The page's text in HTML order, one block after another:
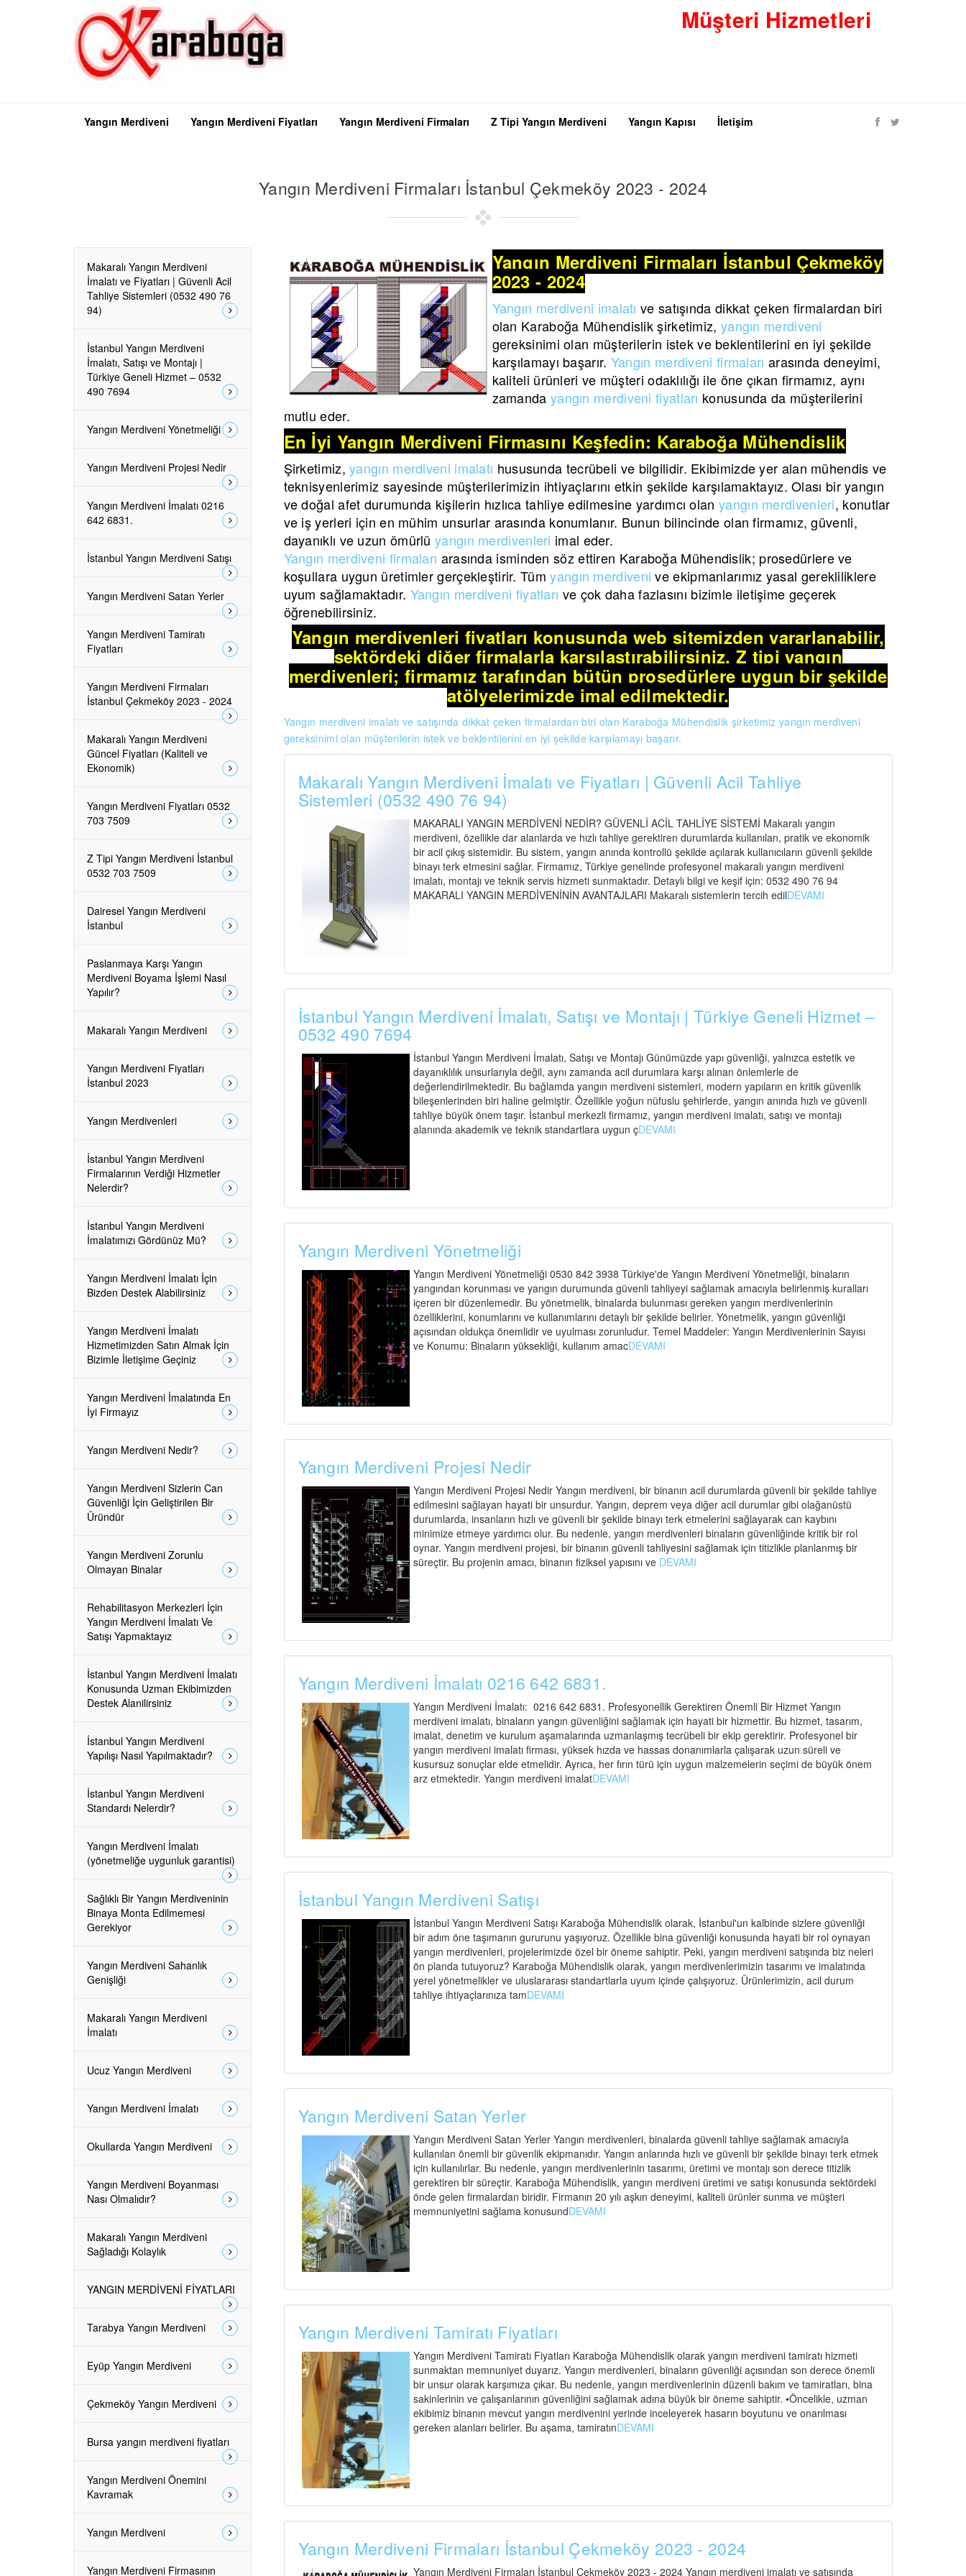
Müşteri Hizmetleri
Yangın Merdiveni Yangın Merdiveni Fiyatları Yangın Merdiveni Firmaları Z Tipi Yangın Merdiveni Yangın Kapısı İletişim
Yangın Merdiveni Firmaları İstanbul Çekmeköy 2023 - 2024
Yangın Merdiveni Firmaları İstanbul Çekmeköy
2023 - 2024
Yangın merdiveni imalatı ve satışında dikkat çeken firmalardan biri
olan Karaboğa Mühendislik şirketimiz, yangın merdiveni
gereksinimi olan müşterilerin istek ve beklentilerini en iyi şekilde
karşılamayı başarır. Yangın merdiveni firmaları arasında deneyimi,
kaliteli ürünleri ve müşteri odaklılığı ile öne çıkan firmamız, aynı
zamanda yangın merdiveni fiyatları konusunda da müşterilerini
mutlu eder.
En İyi Yangın Merdiveni Firmasını Keşfedin: Karaboğa Mühendislik
Şirketimiz,yangın merdiveni imalatı hususunda tecrübeli ve bilgilidir. Ekibimizde yer alan mühendis ve
teknisyenlerimiz sayesinde müşterilerimizin ihtiyaçlarını etkin şekilde karşılamaktayız. Olası bir yangın
ve doğal afet durumunda kişilerin hızlıca tahliye edilmesine yardımcı olan yangın merdivenleri, konutlar
ve iş yerleri için en mühim unsurlar arasında konumlanır. Bunun bilincinde olan firmamız, güvenli,
dayanıklı ve uzun ömürlüyangın merdivenleri imal eder.
Yangın merdiveni firmaları arasında isminden söz ettiren Karaboğa Mühendislik; prosedürlere ve
koşullara uygun üretimler gerçekleştirir. Tümyangın merdiveni ve ekipmanlarımız yasal gerekliliklere
uyum sağlamaktadır. Yangın merdiveni fiyatları ve çok daha fazlasını bizimle iletişime geçerek
öğrenebilirsiniz.
Yangın merdivenleri fiyatları konusunda web sitemizden yararlanabilir,
sektördeki diğer firmalarla karşılaştırabilirsiniz. Z tipi yangın
merdivenleri; firmamız tarafından bütün prosedürlere uygun bir şekilde
atölyelerimizde imal edilmektedir.
Yangın merdiveni imalatı ve satışında dikkat çeken firmalardan biri olan Karaboğa Mühendislik şirketimiz yangın merdiveni
gereksinimi olan müşterilerin istek ve beklentilerini en iyi şekilde karşılamayı başarır.
Makaralı Yangın Merdiveni İmalatı ve Fiyatları | Güvenli Acil Tahliye
Sistemleri (0532 490 76 94)
MAKARALI YANGIN MERDİVENİ NEDİR? GÜVENLİ ACİL TAHLİYE SİSTEMİ Makaralı yangın
merdiveni, özellikle dar alanlarda ve hızlı tahliye gerektiren durumlarda kullanılan, pratik ve ekonomik
bir acil çıkış sistemidir. Bu sistem, yangın anında kontrollü şekilde açılarak kullanıcıların güvenli şekilde
binayı terk etmesini sağlar. Firmamız, Türkiye genelinde profesyonel makaralı yangın merdiveni
imalatı, montajı ve teknik servis hizmeti sunmaktadır. Detaylı bilgi ve keşif için: 0532 490 76 94
MAKARALI YANGIN MERDİVENİNİN AVANTAJLARI Makaralı sistemlerin tercih edilDEVAMI
İstanbul Yangın Merdiveni İmalatı, Satışı ve Montajı | Türkiye Geneli Hizmet –
0532 490 7694
İstanbul Yangın Merdiveni İmalatı, Satışı ve Montajı Günümüzde yapı güvenliği, yalnızca estetik ve
dayanıklılık unsurlarıyla değil, aynı zamanda acil durumlara karşı alınan önlemlerle de
değerlendirilmektedir. Bu bağlamda yangın merdiveni sistemleri, modern yapıların en kritik güvenlik
bileşenlerinden biri haline gelmiştir. Özellikle yoğun nüfuslu şehirlerde, yangın anında hızlı ve güvenli
tahliye büyük önem taşır. İstanbul merkezli firmamız, yangın merdiveni imalatı, satışı ve montajı
alanında akademik ve teknik standartlara uygun çDEVAMI
Yangın Merdiveni Yönetmeliği
Yangın Merdiveni Yönetmeliği 0530 842 3938 Türkiye'de Yangın Merdiveni Yönetmeliği, binaların
yangından korunması ve yangın durumunda güvenli tahliyeyi sağlamak amacıyla belirlenmiş kuralları
içeren bir düzenlemedir. Bu yönetmelik, binalarda bulunması gereken yangın merdivenlerinin
özelliklerini, konumlarını ve kullanımlarını detaylı bir şekilde belirler. Yönetmelik, yangın güvenliği
açısından oldukça önemlidir ve uyulması zorunludur. Temel Maddeler: Yangın Merdivenlerinin Sayısı
ve Konumu: Binaların yüksekliği, kullanım amacDEVAMI
Yangın Merdiveni Projesi Nedir
Yangın Merdiveni Projesi Nedir Yangın merdiveni, bir binanın acil durumlarda güvenli bir şekilde tahliye
edilmesini sağlayan hayati bir unsurdur. Yangın, deprem veya diğer acil durumlar gibi olağanüstü
durumlarda, insanların hızlı ve güvenli bir şekilde binayı terk etmelerini sağlayarak can kaybını
minimize etmeye yardımcı olur. Bu nedenle, yangın merdivenleri binaların güvenliğinde kritik bir rol
oynar. Yangın merdiveni projesi, bir binanın güvenli tahliyesini sağlamak için titizlikle planlanmış bir
süreçtir. Bu projenin amacı, binanın fiziksel yapısını ve DEVAMI
Yangın Merdiveni İmalatı 0216 642 6831.
Yangın Merdiveni İmalatı: 0216 642 6831. Profesyonellik Gerektiren Önemli Bir Hizmet Yangın
merdiveni imalatı, binaların yangın güvenliğini sağlamak için hayati bir hizmettir. Bu hizmet, tasarım,
imalat, denetim ve kurulum aşamalarında uzmanlaşmış tecrübeli bir ekip gerektirir. Profesyonel bir
yangın merdiveni imalatı firması, yüksek hızda ve hassas donanımlarla çalışarak uzun süreli ve
kusursuz sonuçlar elde etmelidir. Ayrıca, her fırın türü için uygun malzemelerin seçimi de büyük önem
arz etmektedir. Yangın merdiveni imalatDEVAMI
İstanbul Yangın Merdiveni Satışı
İstanbul Yangın Merdiveni Satışı Karaboğa Mühendislik olarak, İstanbul'un kalbinde sizlere güvenliği
bir adım öne taşımanın gururunu yaşıyoruz. Özellikle bina güvenliği konusunda hayati bir rol oynayan
yangın merdivenleri, projelerimizde özel bir öneme sahiptir. Peki, yangın merdiveni satışında biz neleri
ön planda tutuyoruz? Karaboğa Mühendislik olarak, yangın merdivenlerimizin tasarımı ve imalatında
yerel yönetmelikler ve uluslararası standartlarla uyum içinde çalışıyoruz. Ürünlerimizin, acil durum
tahliye ihtiyaçlarınıza tamDEVAMI
Yangın Merdiveni Satan Yerler
Yangın Merdiveni Satan Yerler Yangın merdivenleri, binalarda güvenli tahliye sağlamak amacıyla
kullanılan önemli bir güvenlik ekipmanıdır. Yangın anlarında hızlı ve güvenli bir şekilde binayı terk etmek
için kullanılırlar. Bu nedenle, yangın merdivenlerinin tasarımı, üretimi ve montajı son derece titizlik
gerektiren bir süreçtir. Karaboğa Mühendislik, yangın merdiveni üretimi ve satışı konusunda sektördeki
önde gelen firmalardan biridir. Firmanın 20 yılı aşkın deneyimi, kaliteli ürünler sunma ve müşteri
memnuniyetini sağlama konusundDEVAMI
Yangın Merdiveni Tamiratı Fiyatları
Yangın Merdiveni Tamiratı Fiyatları Karaboğa Mühendislik olarak yangın merdiveni tamiratı hizmeti
sunmaktan memnuniyet duyarız. Yangın merdivenleri, binaların güvenliği açısından son derece önemli
bir unsur olarak karşımıza çıkar. Bu nedenle, yangın merdivenlerinin düzenli bakım ve tamiratları, bina
sakinlerinin ve çalışanlarının güvenliğini sağlamak adına büyük bir öneme sahiptir. •Öncelikle, uzman
ekibimiz binanın mevcut yangın merdivenini yerinde inceleyerek hasarın boyutunu ve onarılması
gereken alanları belirler. Bu aşama, tamiratınDEVAMI
Yangın Merdiveni Firmaları İstanbul Çekmeköy 2023 - 2024
Yangın Merdiveni Firmaları İstanbul Çekmeköy 2023 - 2024 Yangın merdiveni imalatı ve satışında
Makaralı Yangın Merdiveni
İmalatı ve Fiyatları | Güvenli Acil
Tahliye Sistemleri (0532 490 76
94)
İstanbul Yangın Merdiveni
İmalatı, Satışı ve Montajı |
Türkiye Geneli Hizmet – 0532
490 7694
Yangın Merdiveni Yönetmeliği
Yangın Merdiveni Projesi Nedir
Yangın Merdiveni İmalatı 0216
642 6831.
İstanbul Yangın Merdiveni Satışı
Yangın Merdiveni Satan Yerler
Yangın Merdiveni Tamiratı
Fiyatları
Yangın Merdiveni Firmaları
İstanbul Çekmeköy 2023 - 2024
Makaralı Yangın Merdiveni
Güncel Fiyatları (Kaliteli ve
Ekonomik)
Yangın Merdiveni Fiyatları 0532
703 7509
Z Tipi Yangın Merdiveni İstanbul
0532 703 7509
Dairesel Yangın Merdiveni
İstanbul
Paslanmaya Karşı Yangın
Merdiveni Boyama İşlemi Nasıl
Yapılır?
Makaralı Yangın Merdiveni
Yangın Merdiveni Fiyatları
İstanbul 2023
Yangın Merdivenleri
İstanbul Yangın Merdiveni
Firmalarının Verdiği Hizmetler
Nelerdir?
İstanbul Yangın Merdiveni
İmalatımızı Gördünüz Mü?
Yangın Merdiveni İmalatı İçin
Bizden Destek Alabilirsiniz
Yangın Merdiveni İmalatı
Hizmetimizden Satın Almak İçin
Bizimle İletişime Geçiniz
Yangın Merdiveni İmalatında En
İyi Firmayız
Yangın Merdiveni Nedir?
Yangın Merdiveni Sizlerin Can
Güvenliği İçin Geliştirilen Bir
Üründür
Yangın Merdiveni Zorunlu
Olmayan Binalar
Rehabilitasyon Merkezleri İçin
Yangın Merdiveni İmalatı Ve
Satışı Yapmaktayız
İstanbul Yangın Merdiveni İmalatı
Konusunda Uzman Ekibimizden
Destek Alanilirsiniz
İstanbul Yangın Merdiveni
Yapılışı Nasıl Yapılmaktadır?
İstanbul Yangın Merdiveni
Standardı Nelerdir?
Yangın Merdiveni İmalatı
(yönetmeliğe uygunluk garantisi)
Sağlıklı Bir Yangın Merdiveninin
Binaya Monta Edilmemesi
Gerekiyor
Yangın Merdiveni Sahanlık
Genişliği
Makaralı Yangın Merdiveni
İmalatı
Ucuz Yangın Merdiveni
Yangın Merdiveni İmalatı
Okullarda Yangın Merdiveni
Yangın Merdiveni Boyanması
Nası Olmalıdır?
Makaralı Yangın Merdiveni
Sağladığı Kolaylık
YANGIN MERDİVENİ FİYATLARI
Tarabya Yangın Merdiveni
Eyüp Yangın Merdiveni
Çekmeköy Yangın Merdiveni
Bursa yangın merdiveni fiyatları
Yangın Merdiveni Önemini
Kavramak
Yangın Merdiveni
Yangın Merdiveni Firmasının